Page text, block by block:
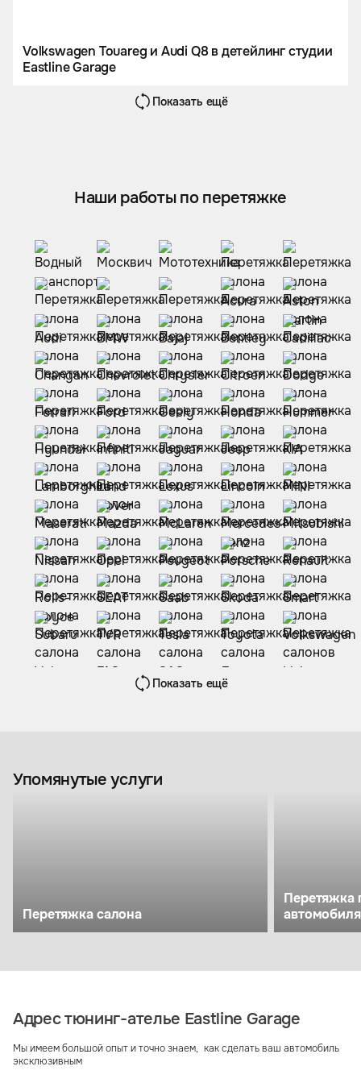
Volkswagen Touareg и Audi Q8 в детейлинг студии
Eastline Garage
Показать ещё
Наши работы по перетяжке
Показать ещё
Упомянутые услуги
Перетяжка салона
Перетяжка
автомобиля
Адрес тюнинг-ателье Eastline Garage
Мы имеем большой опыт и точно знаем, как сделать ваш автомобиль
эксклюзивным